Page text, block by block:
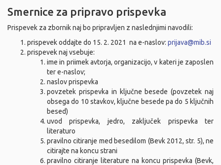
Smernice za pripravo prispevka
Prispevek za zbornik naj bo pripravljen z naslednjimi navodili:
prispevek oddajte do 15. 2. 2021 na e-naslov: prijava@mib.si
prispevek naj vsebuje:
ime in priimek avtorja, organizacijo, v kateri je zaposlen
ter e-naslov;
naslov prispevka
povzetek prispevka in ključne besede (povzetek naj
obsega do 10 stavkov, ključne besede pa do 5 ključnih
besed)
uvod prispevka, jedro, zaključek prispevka ter
literaturo
pravilno citiranje med besedilom (Bevk 2012, str. 5), ne
citirajte na koncu strani
pravilno citiranje literature na koncu prispevka (Bevk,